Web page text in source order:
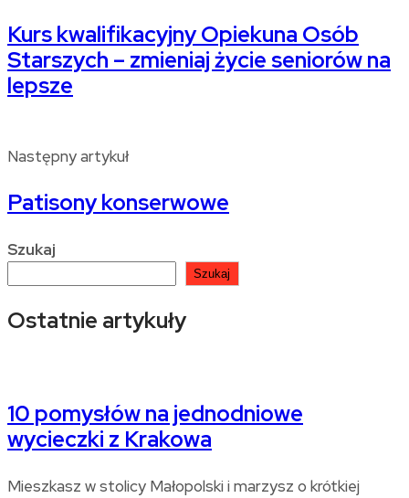
Kurs kwalifikacyjny Opiekuna Osób
Starszych – zmieniaj życie seniorów na
lepsze
Następny artykuł
Patisony konserwowe
Szukaj
Szukaj
Ostatnie artykuły
10 pomysłów na jednodniowe
wycieczki z Krakowa
Mieszkasz w stolicy Małopolski i marzysz o krótkiej